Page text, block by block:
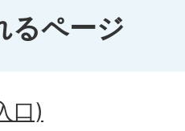
るページ
口)